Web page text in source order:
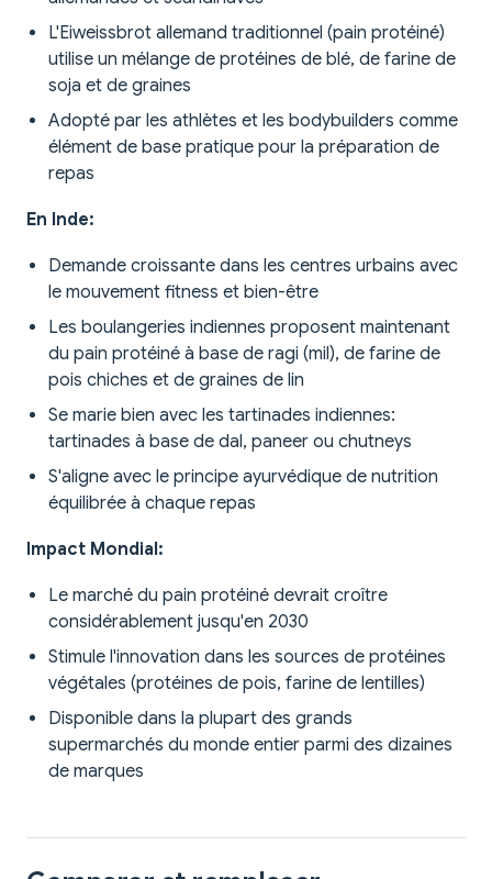
L'Eiweissbrot allemand traditionnel (pain protéiné)
utilise un mélange de protéines de blé, de farine de
soja et de graines
Adopté par les athlètes et les bodybuilders comme
élément de base pratique pour la préparation de
repas
En Inde:
Demande croissante dans les centres urbains avec
le mouvement fitness et bien-être
Les boulangeries indiennes proposent maintenant
du pain protéiné à base de ragi (mil), de farine de
pois chiches et de graines de lin
Se marie bien avec les tartinades indiennes:
tartinades à base de dal, paneer ou chutneys
S'aligne avec le principe ayurvédique de nutrition
équilibrée à chaque repas
Impact Mondial:
Le marché du pain protéiné devrait croître
considérablement jusqu'en 2030
Stimule l'innovation dans les sources de protéines
végétales (protéines de pois, farine de lentilles)
Disponible dans la plupart des grands
supermarchés du monde entier parmi des dizaines
de marques